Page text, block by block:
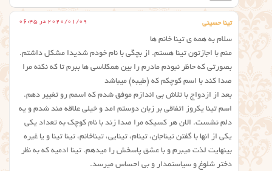
تینا حسینی 2020/01/09 در 06:45
سلام به همه ی تینا خانم ها
منم با اجازتون تینا هستم. از بچگی‌ با نام خودم شدیدا مشکل داشتم.
بصورتی که حاظر نبودم‌ مادرم‌ را بین‌ همکلاسی ها ببرم‌ تا‌ که‌ نکنه‌ مرا
صدا کند با‌ اسم‌ کوچکم‌ که‌ (طیبه) میباشد
بعد از ازدواج‌ با تلاش بی اندازم موفق شدم‌ که اسمم رو تغییر دهم.
اسم‌ تینا‌ یکروز اتفاقی‌ بر زبان‌ دوستم‌ امد و خیلی علاقه مند شدم و یه
دلم نشست. الان هر کسیکه مرا صدا زند با نام کوچک‌ به‌ تعداد یکی‌
یکی از انها با گفتن تیناجان‌، تینام، تینایی، تیناخانم، تینا تینا‌ و یا غیره
بینهایت لذت میبرم و با عشق پاسخش را میدهم. تینا ادمیه که‌ به نظر
دختر شلوغ و سیاستمدار و بی احساس‌ میرسد.